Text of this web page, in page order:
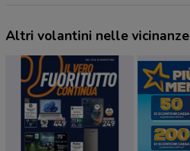
Altri volantini nelle vicinanze